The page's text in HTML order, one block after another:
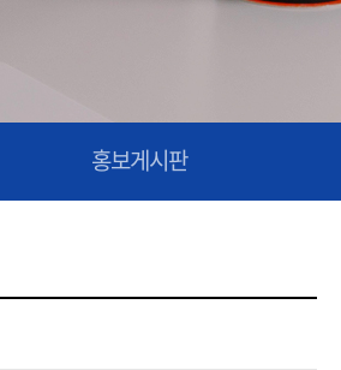
홍보게시판